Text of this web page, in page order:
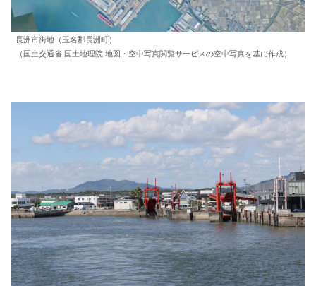
長洲市街地（玉名郡長洲町）
（国土交通省 国土地理院 地図・空中写真閲覧サービスの空中写真を基に作成）